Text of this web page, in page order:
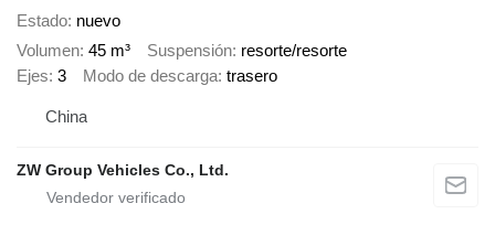
Estado nuevo
Volumen 45 m³ Suspensión resorte/resorte
Ejes 3 Modo de descarga trasero
China
ZW Group Vehicles Co., Ltd.